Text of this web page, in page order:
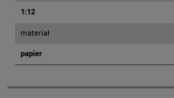
1:12
materiał
papier